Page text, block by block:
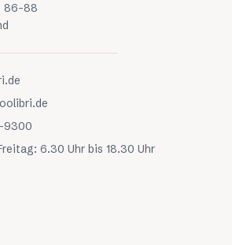
86-88
9300
6.30 Uhr bis 18.30 Uhr